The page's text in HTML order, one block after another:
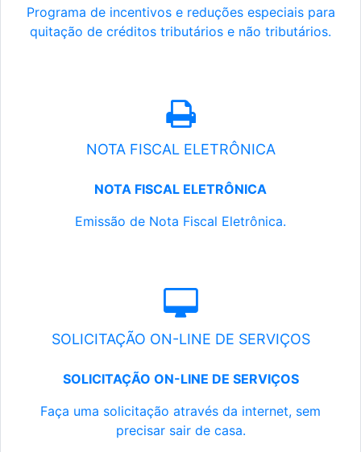
Programa de incentivos e reduções especiais para
quitação de créditos tributários e não tributários.
NOTA FISCAL ELETRÔNICA
NOTA FISCAL ELETRÔNICA
Emissão de Nota Fiscal Eletrônica.
SOLICITAÇÃO ON-LINE DE SERVIÇOS
SOLICITAÇÃO ON-LINE DE SERVIÇOS
Faça uma solicitação através da internet, sem
precisar sair de casa.